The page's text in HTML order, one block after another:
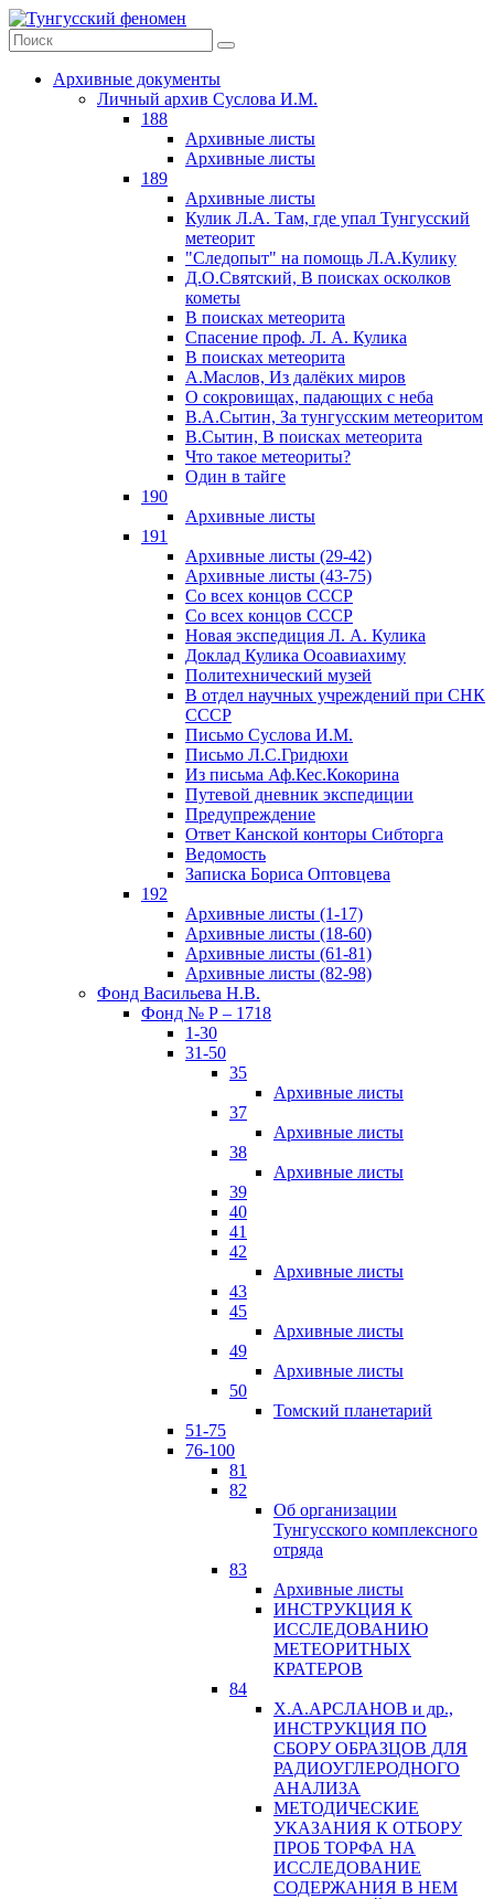
Архивные документы
Личный архив Суслова И.М.
188
Архивные листы
Архивные листы
189
Архивные листы
Кулик Л.А. Там, где упал Тунгусский
метеорит
"Следопыт" на помощь Л.А.Кулику
Д.О.Святский, В поисках осколков
кометы
В поисках метеорита
Спасение проф. Л. А. Кулика
В поисках метеорита
А.Маслов, Из далёких миров
О сокровищах, падающих с неба
В.А.Сытин, За тунгусским метеоритом
В.Сытин, В поисках метеорита
Что такое метеориты?
Один в тайге
190
Архивные листы
191
Архивные листы (29-42)
Архивные листы (43-75)
Со всех концов СССР
Со всех концов СССР
Новая экспедиция Л. А. Кулика
Доклад Кулика Осоавиахиму
Политехнический музей
В отдел научных учреждений при СНК
СССР
Письмо Суслова И.М.
Письмо Л.С.Гридюхи
Из письма Аф.Кес.Кокорина
Путевой дневник экспедиции
Предупреждение
Ответ Канской конторы Сибторга
Ведомость
Записка Бориса Оптовцева
192
Архивные листы (1-17)
Архивные листы (18-60)
Архивные листы (61-81)
Архивные листы (82-98)
Фонд Васильева Н.В.
Фонд № Р – 1718
1-30
31-50
35
Архивные листы
37
Архивные листы
38
Архивные листы
39
40
41
42
Архивные листы
43
45
Архивные листы
49
Архивные листы
50
Томский планетарий
51-75
76-100
81
82
Об организации
Тунгусского комплексного
отряда
83
Архивные листы
ИНСТРУКЦИЯ К
ИССЛЕДОВАНИЮ
МЕТЕОРИТНЫХ
КРАТЕРОВ
84
Х.А.АРСЛАНОВ и др.,
ИНСТРУКЦИЯ ПО
СБОРУ ОБРАЗЦОВ ДЛЯ
РАДИОУГЛЕРОДНОГО
АНАЛИЗА
МЕТОДИЧЕСКИЕ
УКАЗАНИЯ К ОТБОРУ
ПРОБ ТОРФА НА
ИССЛЕДОВАНИЕ
СОДЕРЖАНИЯ В НЕМ